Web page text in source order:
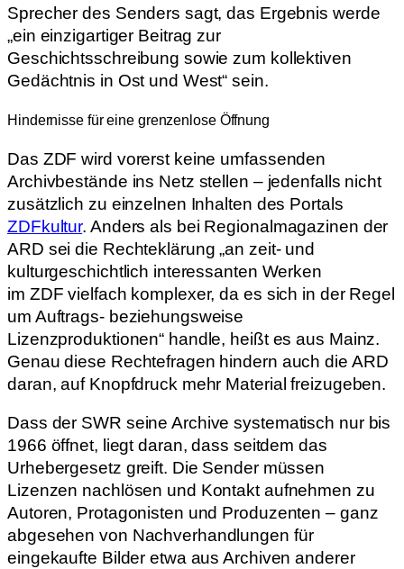
Sprecher des Senders sagt, das Ergebnis werde
„ein einzigartiger Beitrag zur
Geschichtsschreibung sowie zum kollektiven
Gedächtnis in Ost und West“ sein.
Hindernisse für eine grenzenlose Öffnung
Das ZDF wird vorerst keine umfassenden
Archivbestände ins Netz stellen – jedenfalls nicht
zusätzlich zu einzelnen Inhalten des Portals
ZDFkultur. Anders als bei Regionalmagazinen der
ARD sei die Rechteklärung „an zeit- und
kulturgeschichtlich interessanten Werken
im ZDF vielfach komplexer, da es sich in der Regel
um Auftrags- beziehungsweise
Lizenzproduktionen“ handle, heißt es aus Mainz.
Genau diese Rechtefragen hindern auch die ARD
daran, auf Knopfdruck mehr Material freizugeben.
Dass der SWR seine Archive systematisch nur bis
1966 öffnet, liegt daran, dass seitdem das
Urhebergesetz greift. Die Sender müssen
Lizenzen nachlösen und Kontakt aufnehmen zu
Autoren, Protagonisten und Produzenten – ganz
abgesehen von Nachverhandlungen für
eingekaufte Bilder etwa aus Archiven anderer